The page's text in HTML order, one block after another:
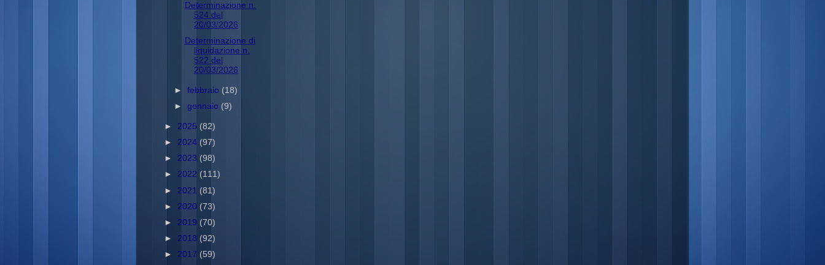
Determinazione n.
524 del
20/03/2026
Determinazione di
liquidazione n.
522 del
20/03/2026
►febbraio (18)
►gennaio (9)
► 2025 (82)
► 2024 (97)
► 2023 (98)
► 2022 (111)
► 2021 (81)
► 2020 (73)
► 2019 (70)
► 2018 (92)
► 2017 (59)